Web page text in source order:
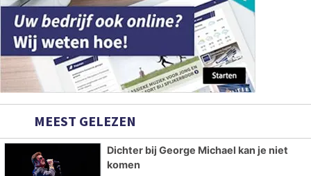
MEEST GELEZEN
Dichter bij George Michael kan je niet
komen